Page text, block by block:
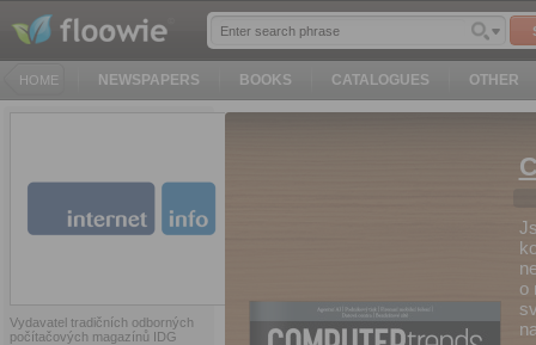
HOME NEWSPAPERS BOOKS CATALOGUES OTHER
Vydavatel tradičních odborných
počítačových magazínů IDG
o